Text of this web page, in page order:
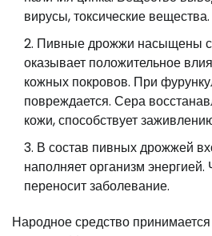
вирусы, токсические вещества.
Пивные дрожжи насыщены
оказывает положительное
кожных покровов. При
повреждается. Сера
кожи, способствует
В состав пивных дрожжей
наполняет организм энергией.
переносит заболевание.
Народное средство